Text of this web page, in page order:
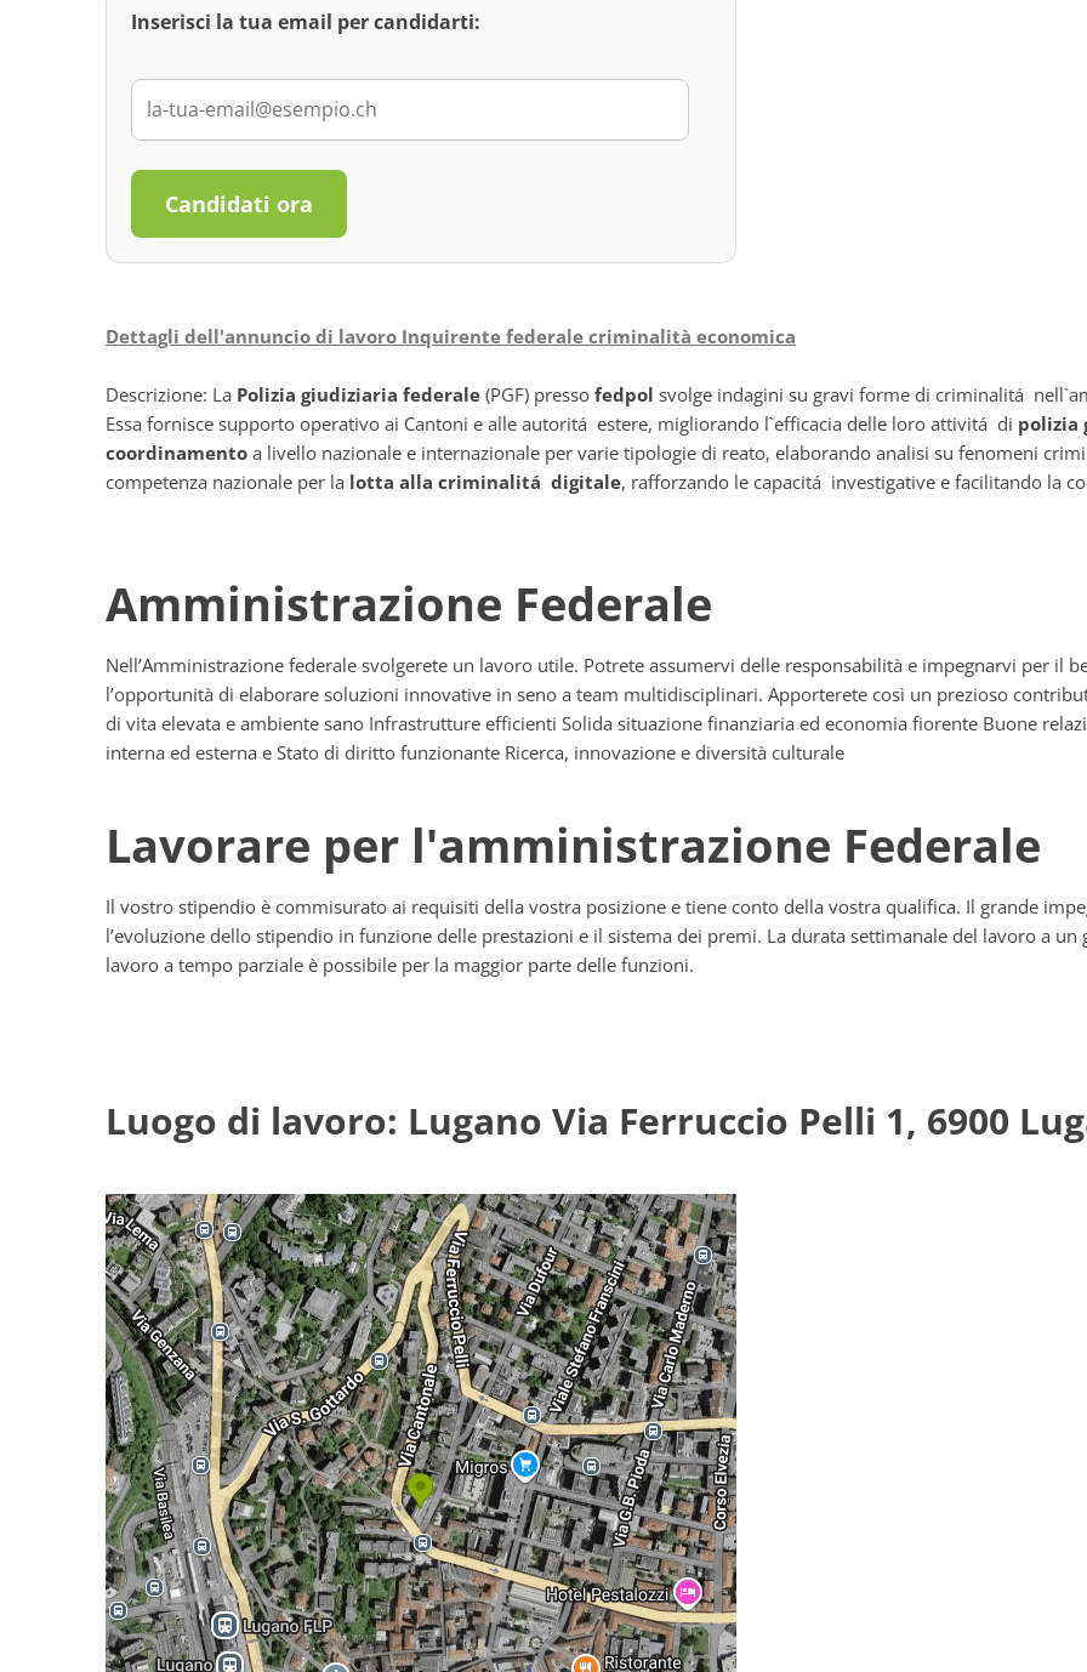
Inserisci la tua email per candidarti:
Candidati ora
Dettagli dell'annuncio di lavoro Inquirente federale criminalità economica
Descrizione: La Polizia giudiziaria federale (PGF) presso fedpol svolge indagini su gravi forme di criminalitá
Essa fornisce supporto operativo ai Cantoni e alle autoritá estere, migliorando l`efficacia delle loro attivitá di polizia
coordinamento a livello nazionale e internazionale per varie tipologie di reato, elaborando analisi su fenomeni
competenza nazionale per la lotta alla criminalitá digitale, rafforzando le capacitá investigative e facilitando la
Amministrazione Federale
Nell’Amministrazione federale svolgerete un lavoro utile. Potrete assumervi delle responsabilità e impegnarvi per il
l’opportunità di elaborare soluzioni innovative in seno a team multidisciplinari. Apporterete così un prezioso
di vita elevata e ambiente sano Infrastrutture efficienti Solida situazione finanziaria ed economia fiorente Buone
interna ed esterna e Stato di diritto funzionante Ricerca, innovazione e diversità culturale
Lavorare per l'amministrazione Federale
Il vostro stipendio è commisurato ai requisiti della vostra posizione e tiene conto della vostra qualifica. Il grande
l’evoluzione dello stipendio in funzione delle prestazioni e il sistema dei premi. La durata settimanale del lavoro a
lavoro a tempo parziale è possibile per la maggior parte delle funzioni.
Luogo di lavoro: Lugano Via Ferruccio Pelli 1, 6900